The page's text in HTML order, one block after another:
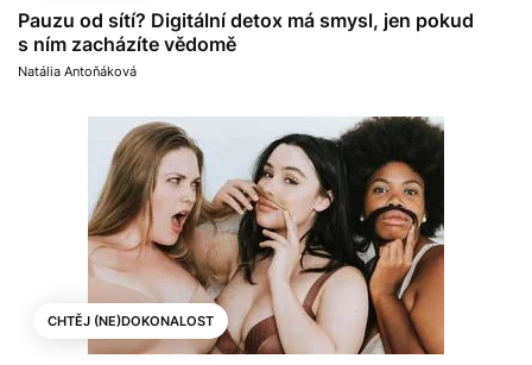
Pauzu od sítí? Digitální detox má smysl, jen pokud
s ním zacházíte vědomě
Natália Antoňáková
CHTĚJ (NE)DOKONALOST